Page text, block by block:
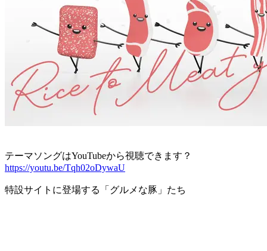
テーマソングはYouTubeから視聴できます？
https://youtu.be/Tqh02oDywaU
特設サイトに登場する「グルメな豚」たち